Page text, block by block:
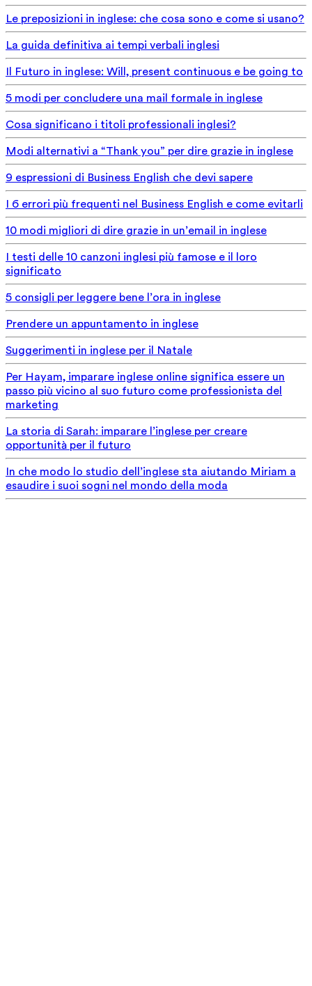
Le preposizioni in inglese: che cosa sono e come si usano?
La guida definitiva ai tempi verbali inglesi
Il Futuro in inglese: Will, present continuous e be going to
5 modi per concludere una mail formale in inglese
Cosa significano i titoli professionali inglesi?
Modi alternativi a “Thank you” per dire grazie in inglese
9 espressioni di Business English che devi sapere
I 6 errori più frequenti nel Business English e come evitarli
10 modi migliori di dire grazie in un’email in inglese
I testi delle 10 canzoni inglesi più famose e il loro
significato
5 consigli per leggere bene l’ora in inglese
Prendere un appuntamento in inglese
Suggerimenti in inglese per il Natale
Per Hayam, imparare inglese online significa essere un
passo più vicino al suo futuro come professionista del
marketing
La storia di Sarah: imparare l’inglese per creare
opportunità per il futuro
In che modo lo studio dell’inglese sta aiutando Miriam a
esaudire i suoi sogni nel mondo della moda